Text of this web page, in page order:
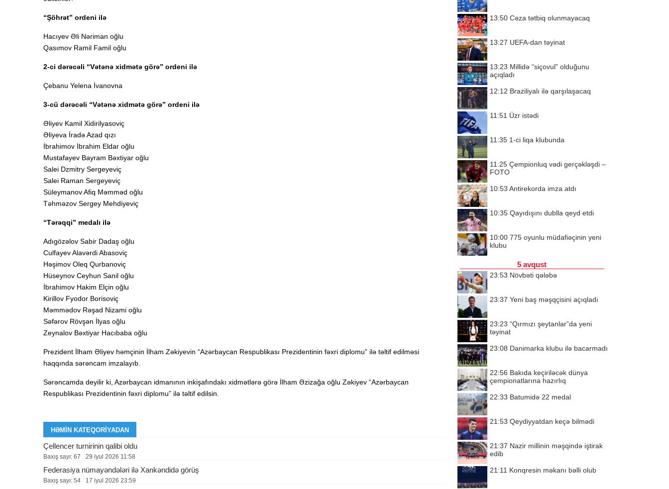
“Şöhrət” ordeni ilə
Hacıyev Əli Nəriman oğlu
Qasımov Ramil Famil oğlu
2-ci dərəcəli “Vətənə xidmətə görə” ordeni ilə
Çebanu Yelena İvanovna
3-cü dərəcəli “Vətənə xidmətə görə” ordeni ilə
Əliyev Kamil Xidirilyasoviç
Əliyeva İradə Azad qızı
İbrahimov İbrahim Eldar oğlu
Mustafayev Bayram Bəxtiyar oğlu
Salei Dzmitry Sergeyeviç
Salei Raman Sergeyeviç
Süleymanov Afiq Məmməd oğlu
Təhməzov Sergey Mehdiyeviç
“Tərəqqi” medalı ilə
Adıgözəlov Sabir Dadaş oğlu
Culfayev Alavərdi Abasoviç
Həşimov Oleq Qurbanoviç
Hüseynov Ceyhun Sanil oğlu
İbrahimov Hakim Elçin oğlu
Kirillov Fyodor Borisoviç
Məmmədov Rəşad Nizami oğlu
Səfərov Rövşən İlyas oğlu
Zeynalov Bəxtiyar Hacıbaba oğlu
Prezident İlham Əliyev həmçinin İlham Zəkiyevin “Azərbaycan Respublikası Prezidentinin fəxri diplomu” ilə təltif edilməsi
haqqında sərəncam imzalayıb.
Sərəncamda deyilir ki, Azərbaycan idmanının inkişafındakı xidmətlərə görə İlham Əzizağa oğlu Zəkiyev “Azərbaycan
Respublikası Prezidentinin fəxri diplomu” ilə təltif edilsin.
HƏMIN KATEQORIYADAN
Çellencer turnirinin qalibi oldu
Baxış sayı: 67 29 i̇yul 2026 11:58
Federasiya nümayəndələri ilə Xankəndidə görüş
Baxış sayı: 54 17 i̇yul 2026 23:59
13:50 Cəza tətbiq olunmayacaq
13:27 UEFA-dan təyinat
13:23 Millidə “siçovul” olduğunu
açıqladı
12:12 Braziliyalı ilə qarşılaşacaq
11:51 Üzr istədi
11:35 1-ci liqa klubunda
11:25 Çempionluq vədi gerçəkləşdi –
FOTO
10:53 Antirekorda imza atdı
10:35 Qayıdışını dublla qeyd etdi
10:00 775 oyunlu müdafiəçinin yeni
klubu
5 avqust
23:53 Növbəti qələbə
23:37 Yeni baş məşqçisini açıqladı
23:23 “Qırmızı şeytanlar”da yeni
təyinat
23:08 Danimarka klubu ilə bacarmadı
22:56 Bakıda keçiriləcək dünya
çempionatlarına hazırlıq
22:33 Batumidə 22 medal
21:53 Qeydiyyatdan keçə bilmədi
21:37 Nazir millinin məşqində iştirak
edib
21:11 Konqresin məkanı bəlli olub